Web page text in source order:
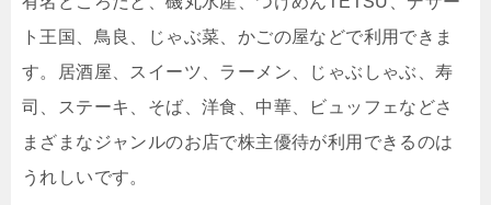
ト王国、鳥良、じゃぶ菜、かごの屋などで利用できま
す。居酒屋、スイーツ、ラーメン、じゃぶしゃぶ、寿
司、ステーキ、そば、洋食、中華、ビュッフェなどさ
まざまなジャンルのお店で株主優待が利用できるのは
うれしいです。